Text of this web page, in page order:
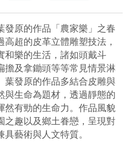
發原的作品「農家樂」之春
超的皮革立體雕塑技法，
和樂的生活，諸如頭戴斗
擔及拿鋤頭等等常見情景淋
葉發原的作品多結合皮雕與
與生命為題材，透過靜態的
然有勁的生命力。作品風貌
之趣以及鄉土眷戀，呈現對
藝術與人文特質。